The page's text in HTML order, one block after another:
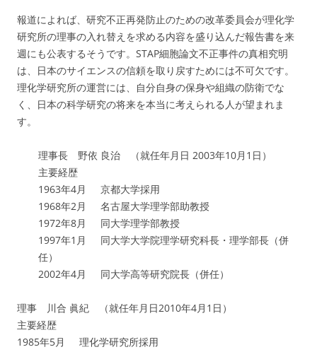
報道によれば、研究不正再発防止のための改革委員会が理化学
研究所の理事の入れ替えを求める内容を盛り込んだ報告書を来
週にも公表するそうです。STAP細胞論文不正事件の真相究明
は、日本のサイエンスの信頼を取り戻すためには不可欠です。
理化学研究所の運営には、自分自身の保身や組織の防衛でな
く、日本の科学研究の将来を本当に考えられる人が望まれま
す。
理事長 野依 良治 （就任年月日 2003年10月1日）
主要経歴
1963年4月 京都大学採用
1968年2月 名古屋大学理学部助教授
1972年8月 同大学理学部教授
1997年1月 同大学大学院理学研究科長・理学部長（併
任）
2002年4月 同大学高等研究院長（併任）
理事 川合 眞紀 （就任年月日2010年4月1日）
主要経歴
1985年5月 理化学研究所採用